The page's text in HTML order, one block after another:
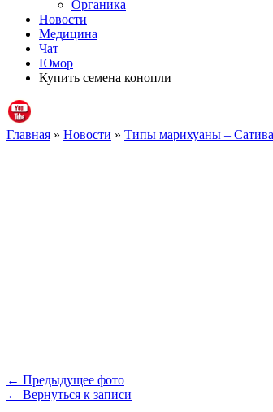
Органика
Новости
Медицина
Чат
Юмор
Купить семена конопли
Главная » Новости » Типы марихуаны –
← Предыдущее фото
← Вернуться к записи